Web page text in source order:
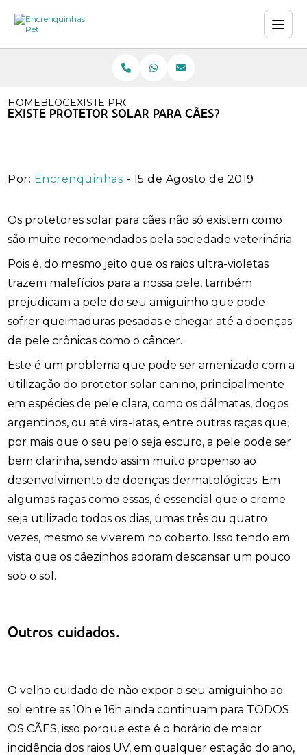
HOMEBLOGEXISTE PROTETOR SOLAR PARA CÃES?
EXISTE PROTETOR SOLAR PARA CÃES?
Por: Encrenquinhas - 15 de Agosto de 2019
Os protetores solar para cães não só existem como
são muito recomendados pela sociedade veterinária.
Pois é, do mesmo jeito que os raios ultra-violetas
trazem malefícios para a nossa pele, também
prejudicam a pele do seu amiguinho que pode
sofrer queimaduras pesadas e chegar até a doenças
de pele crônicas como o câncer.
Este é um problema que pode ser amenizado com a
utilização do protetor solar canino, principalmente
em espécies de pele clara, como os dálmatas, dogos
argentinos, ou até vira-latas, entre outras raças que,
por mais que o seu pelo seja escuro, a pele pode ser
bem clarinha, sendo assim muito propenso ao
desenvolvimento de doenças dermatológicas. Em
algumas raças como essas, é essencial que o creme
seja utilizado todos os dias, umas três ou quatro
vezes, mesmo se viverem no coberto. Isso tendo em
vista que os cãezinhos adoram descansar um pouco
sob o sol.
Outros cuidados.
O velho cuidado de não expor o seu amiguinho ao
sol entre as 10h e 16h ainda continuam para TODOS
OS CÃES, isso porque este é o horário de maior
incidência dos raios UV, em qualquer estação do ano,